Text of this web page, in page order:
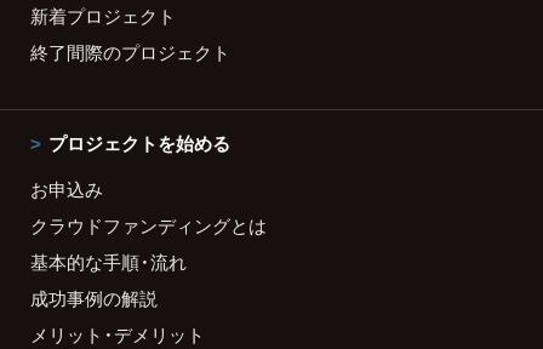
新着プロジェクト
終了間際のプロジェクト
プロジェクトを始める
お申込み
クラウドファンディングとは
基本的な手順・流れ
成功事例の解説
メリット・デメリット